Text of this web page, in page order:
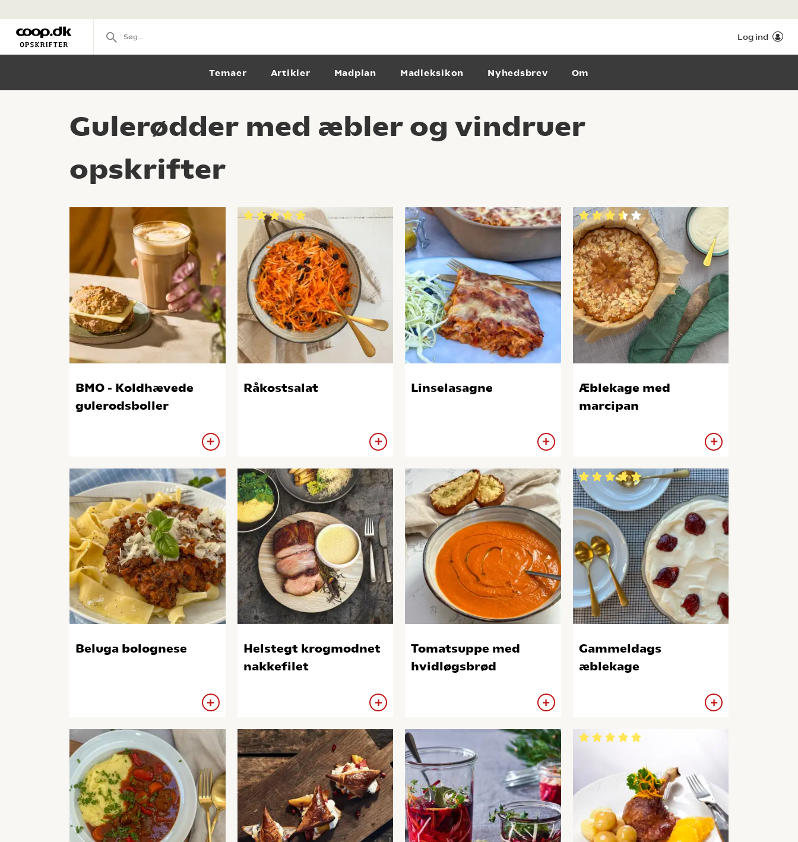
Log ind
Temaer Artikler Madplan Madleksikon Nyhedsbrev Om
Gulerødder med æbler og vindruer
opskrifter
BMO - Koldhævede
gulerodsboller
Råkostsalat Linselasagne
Æblekage med
marcipan
Beluga bolognese
Helstegt krogmodnet
nakkefilet
Tomatsuppe med
hvidløgsbrød
Gammeldags
æblekage